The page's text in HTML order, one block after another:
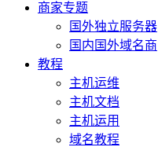
商家专题
国外独立服务器
国内国外域名商
教程
主机运维
主机文档
主机运用
域名教程